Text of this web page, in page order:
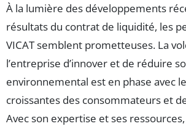
À la lumière des développements
résultats du contrat de liquidité, les
VICAT semblent prometteuses. La
l’entreprise d’innover et de réduire
environnemental est en phase avec
croissantes des consommateurs et
Avec son expertise et ses